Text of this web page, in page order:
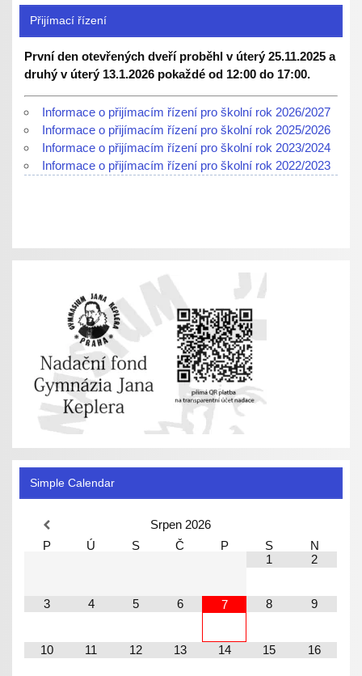
Přijímací řízení
První den otevřených dveří proběhl v úterý 25.11.2025 a
druhý v úterý 13.1.2026 pokaždé od 12:00 do 17:00.
Informace o přijímacím řízení pro školní rok 2026/2027
Informace o přijímacím řízení pro školní rok 2025/2026
Informace o přijímacím řízení pro školní rok 2023/2024
Informace o přijímacím řízení pro školní rok 2022/2023
Simple Calendar
Srpen 2026
P
Ú S Č P S
N
1
2
3 4 5 6 7 8 9
10 11 12 13 14 15 16